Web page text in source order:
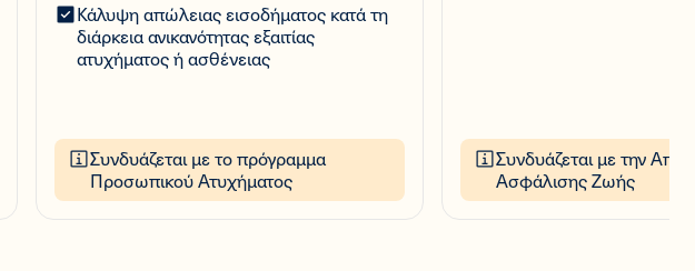
Κάλυψη απώλειας εισοδήματος κατά τη
διάρκεια ανικανότητας εξαιτίας
ατυχήματος ή ασθένειας
Συνδυάζεται με το πρόγραμμα
Προσωπικού Ατυχήματος
Συνδυάζεται με την
Ασφάλισης Ζωής